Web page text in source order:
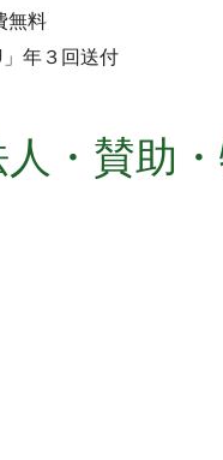
無料
年３回送付
・賛助